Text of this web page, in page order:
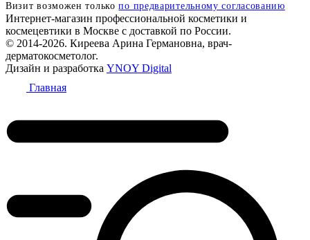
Визит возможен толькопо предварительному согласованию
Интернет-магазин профессиональной косметики и
космецевтики в Москве с доставкой по России.
© 2014-2026. Киреева Арина Германовна, врач-
дерматокосметолог.
Дизайн и разработка YNOY Digital
Главная